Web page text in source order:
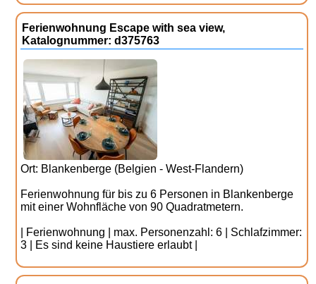
Ferienwohnung Escape with sea view,
Katalognummer: d375763
Ort: Blankenberge (Belgien - West-Flandern)
Ferienwohnung für bis zu 6 Personen in Blankenberge
mit einer Wohnfläche von 90 Quadratmetern.
| Ferienwohnung | max. Personenzahl: 6 | Schlafzimmer:
3 | Es sind keine Haustiere erlaubt |